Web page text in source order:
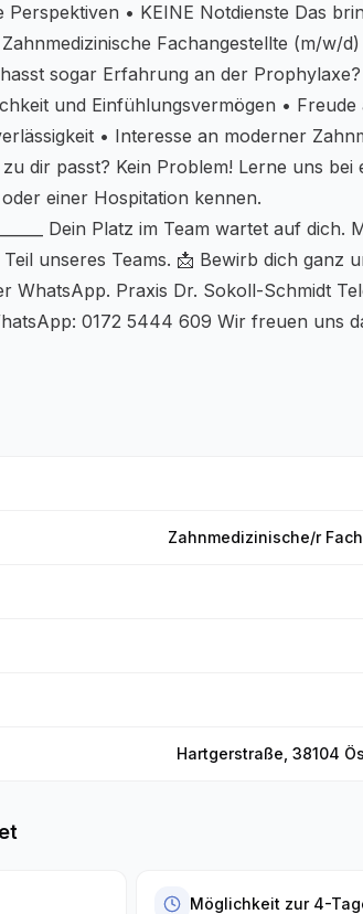
• KEINE Notdienste Das
Fachangestellte (m/w/
sogar Erfahrung an der
und Einfühlungsvermögen •
• Interesse an moderner
dir passt? Kein Problem! Lerne uns bei
einer Hospitation kennen.
Dein Platz im Team wartet auf
unseres Teams. 📩 Bewirb dich ganz
WhatsApp. Praxis Dr. Sokoll-Schmidt
0172 5444 609 Wir freuen uns
Zahnmedizinische/r
Hartgerstraße, 38104
Möglichkeit zur 4-